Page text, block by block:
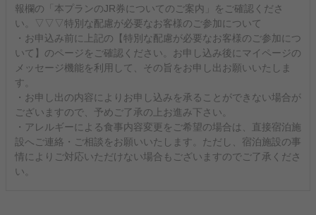
報欄の「本プランのJR券についてのご案内」をご確認くださ
い。▽▽▽特別な配慮が必要なお客様のご参加について
・お申込み前に上記の【特別な配慮が必要なお客様のご参加につ
いて】のページをご確認ください。お申し込み後にマイページの
メッセージ機能を利用して、その旨をお申し出お願いいたしま
す。
・お申し出の内容によりお申し込みを承ることができない場合が
ございますので、予めご了承の上お進み下さい。
・アレルギーによる食事内容変更をご希望の場合は、直接宿泊施
設へご連絡・ご相談をお願いいたします。ただし、宿泊施設の事
情によりご対応いただけない場合もございますのでご了承くださ
い。